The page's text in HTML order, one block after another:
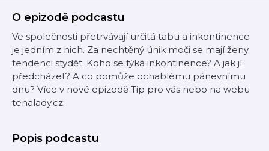
O epizodě podcastu
Ve společnosti přetrvávají určitá tabu a inkontinence
je jedním z nich. Za nechtěný únik moči se mají ženy
tendenci stydět. Koho se týká inkontinence? A jak jí
předcházet? A co pomůže ochablému pánevnímu
dnu? Více v nové epizodě Tip pro vás nebo na webu
tenalady.cz
Popis podcastu